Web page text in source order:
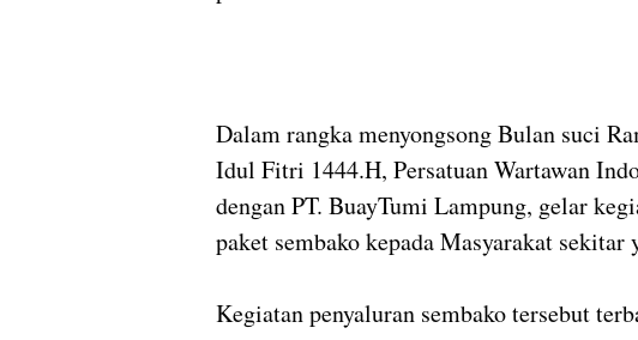
Dalam rangka menyongsong Bulan suci
Idul Fitri 1444.H, Persatuan Wartawan
dengan PT. BuayTumi Lampung, gelar
paket sembako kepada Masyarakat sekitar
Kegiatan penyaluran sembako tersebut